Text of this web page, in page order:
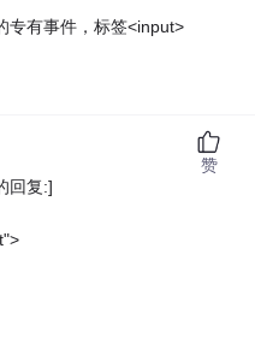
专有事件，标签<input>
回复:]
赞